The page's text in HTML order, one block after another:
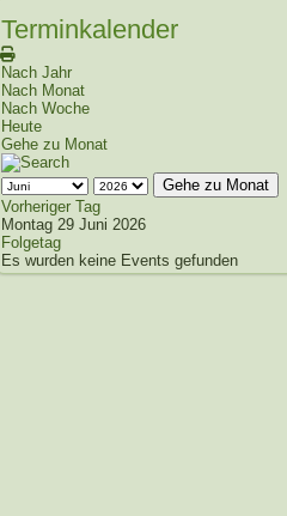
Terminkalender
Nach Jahr
Nach Monat
Nach Woche
Heute
Gehe zu Monat
Gehe zu Monat
Vorheriger Tag
Montag 29 Juni 2026
Folgetag
Es wurden keine Events gefunden